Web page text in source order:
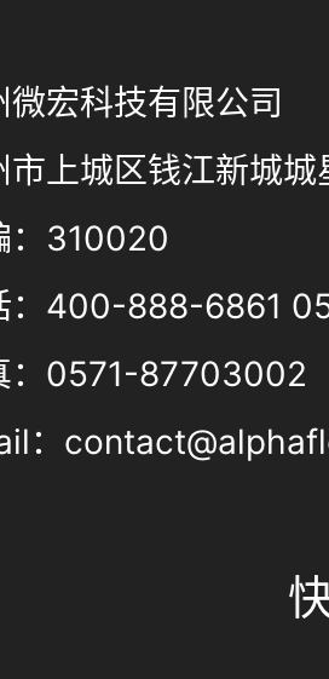
微宏科技有限公司
市上城区钱江新城
：310020
：400-888-6861
：0571-87703002
：